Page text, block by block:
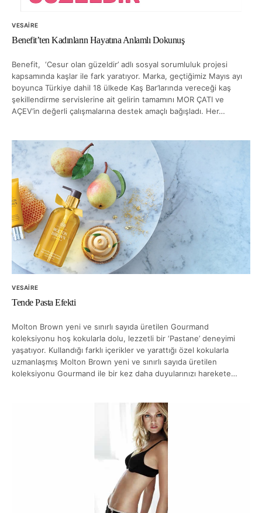
VESAIRE
Benefit’ten Kadınların Hayatına Anlamlı Dokunuş
Benefit, ‘Cesur olan güzeldir’ adlı sosyal sorumluluk projesi
kapsamında kaşlar ile fark yaratıyor. Marka, geçtiğimiz Mayıs ayı
boyunca Türkiye dahil 18 ülkede Kaş Bar’larında vereceği kaş
şekillendirme servislerine ait gelirin tamamını MOR ÇATI ve
AÇEV’in değerli çalışmalarına destek amaçlı bağışladı. Her…
VESAIRE
Tende Pasta Efekti
Molton Brown yeni ve sınırlı sayıda üretilen Gourmand
koleksiyonu hoş kokularla dolu, lezzetli bir ‘Pastane’ deneyimi
yaşatıyor. Kullandığı farklı içerikler ve yarattığı özel kokularla
uzmanlaşmış Molton Brown yeni ve sınırlı sayıda üretilen
koleksiyonu Gourmand ile bir kez daha duyularınızı harekete…